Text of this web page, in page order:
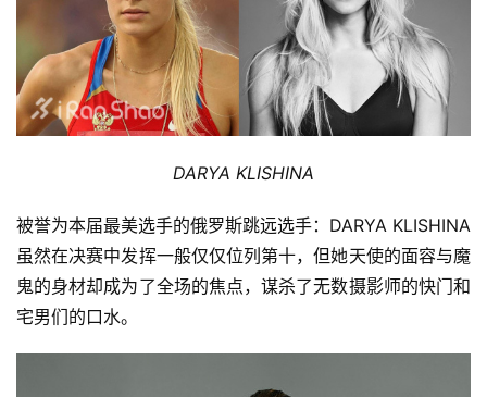
DARYA KLISHINA
被誉为本届最美选手的俄罗斯跳远选手：DARYA KLISHINA
虽然在决赛中发挥一般仅仅位列第十，但她天使的面容与魔
鬼的身材却成为了全场的焦点，谋杀了无数摄影师的快门和
宅男们的口水。